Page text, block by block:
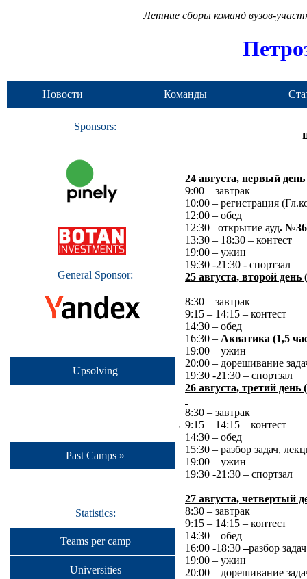
Летние сборы команд вузов-
Новости Команды
Sponsors:
General Sponsor:
Upsolving
Past Camps »
Statistics:
Teams per camp
Universities
24 августа, первый день
9:00 – завтрак
10:00 – регистрация
12:00 – обед
12:30– открытие ауд.
13:30 – 18:30 – контест
19:00 – ужин
19:30 -21:30 - спортзал
25 августа, второй день
8:30 – завтрак
9:15 – 14:15 – контест
14:30 – обед
16:30 – Акватика (1,5
19:00 – ужин
20:00 – дорешивание
19:30 -21:30 – спортзал
26 августа, третий день
8:30 – завтрак
9:15 – 14:15 – контест
14:30 – обед
15:30 – разбор задач,
19:00 – ужин
19:30 -21:30 – спортзал
27 августа, четвертый
8:30 – завтрак
9:15 – 14:15 – контест
14:30 – обед
16:00 -18:30–разбор задач
19:00 – ужин
20:00 – дорешивание